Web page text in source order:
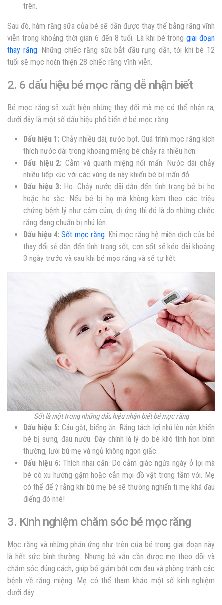
trên.
Sau đó, hàm răng sữa của bé sẽ dần được thay thế bằng răng vĩnh
viễn trong khoảng thời gian 6 đến 8 tuổi. Là khi bé tronggiai đoạn
thay răng . Những chiếc răng sữa bắt đầu rụng dần, tới khi bé 12
tuổi sẽ mọc hoàn thiện 28 chiếc răng vĩnh viễn.
2. 6 dấu hiệu bé mọc răng dễ nhận biết
Bé mọc răng sẽ xuất hiện những thay đổi mà mẹ có thể nhận ra,
dưới đây là một số dấu hiệu phổ biến ở bé mọc răng.
Dấu hiệu 1 : Chảy nhiều dãi, nước bọt. Quá trình mọc răng kích
thích nước dãi trong khoang miệng bé chảy ra nhiều hơn.
Dấu hiệu 2: Cằm và quanh miệng nổi mẩn. Nước dãi chảy
nhiều tiếp xúc với các vùng da này khiến bé bị mẩn đỏ.
Dấu hiệu 3: Ho. Chảy nước dãi dẫn đến tình trạng bé bị ho
hoặc ho sặc. Nếu bé bị họ mà không kèm theo các triệu
chứng bệnh lý như cảm cúm, dị ứng thì đó là do những chiếc
răng đang chuẩn bị nhú lên.
Dấu hiệu 4:Sốt mọc răng Khi mọc răng hệ miễn dịch của bé
thay đổi sẽ dẫn đến tình trạng sốt, cơn sốt sẽ kéo dài khoảng
3 ngày trước và sau khi bé mọc răng và sẽ tự hết.
Sốt là một trong những dấu hiệu nhận biết bé mọc răng
Dấu hiệu 5: Cáu gắt, biếng ăn. Răng tách lợi nhú lên nên khiến
bé bị sưng, đau nướu. Đây chính là lý do bé khó tính hơn bình
thường, lười bú mẹ và ngủ không ngon giấc.
Dấu hiệu 6: Thích nhai cắn. Do cảm giác ngứa ngáy ở lợi mà
bé có xu hướng gặm hoặc cắn mọi đồ vật trong tầm với. Mẹ
có thể để ý rằng khi bú mẹ bé sẽ thường nghiến ti mẹ khá đau
điếng đó nhé!
3. Kinh nghiệm chăm sóc bé mọc răng
Mọc răng và những phản ứng như trên của bé trong giai đoạn này
là hết sức bình thường. Nhưng bé vẫn cần được mẹ theo dõi và
chăm sóc đúng cách, giúp bé giảm bớt cơn đau và phòng tránh các
bệnh về răng miệng. Mẹ có thể tham khảo một số kinh nghiệm
dưới đây: